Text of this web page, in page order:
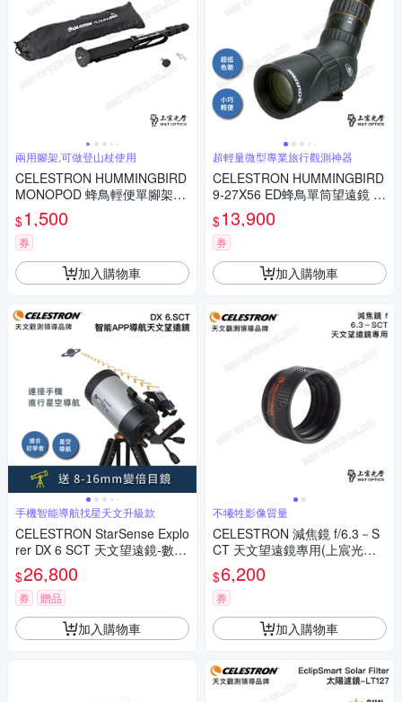
兩用腳架,可做登山杖使用
CELESTRON HUMMINGBIRD
MONOPOD 蜂鳥輕便單腳架
(台灣總代理上宸公司貨)
$1,500
券
加入購物車
手機智能導航找星天文升級款
CELESTRON StarSense Explo
rer DX 6 SCT 天文望遠鏡-數位
智能導航 (附手機APP即時解星
找星星)
$26,800
券 贈品
加入購物車
超輕量微型專業旅行觀測神器
CELESTRON HUMMINGBIRD
9-27X56 ED蜂鳥單筒望遠鏡 -
上宸光學台灣總代理
$13,900
券
加入購物車
不犧牲影像質量
CELESTRON 減焦鏡 f/6.3－S
CT 天文望遠鏡專用(上宸光學
台灣總代理)
$6,200
券
加入購物車